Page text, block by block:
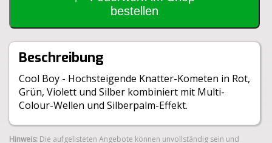
22sek
Inhalt je VE:
9 Stück
Größe:
13,4x13,4x16cm
Gewicht Brutto:
Gewicht Netto:
bestellen
Beschreibung
Cool Boy - Hochsteigende Knatter-Kometen in Rot,
Grün, Violett und Silber kombiniert mit Multi-
Colour-Wellen und Silberpalm-Effekt.
Hinweis: Die aufgelisteten Angebote können unvollständig sein und